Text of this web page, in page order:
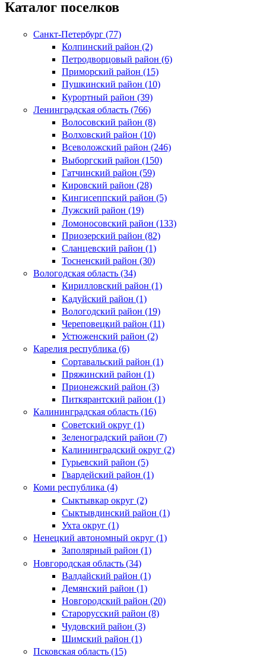
Каталог поселков
Санкт-Петербург (77)
Колпинский район (2)
Петродворцовый район (6)
Приморский район (15)
Пушкинский район (10)
Курортный район (39)
Ленинградская область (766)
Волосовский район (8)
Волховский район (10)
Всеволожский район (246)
Выборгский район (150)
Гатчинский район (59)
Кировский район (28)
Кингисеппский район (5)
Лужский район (19)
Ломоносовский район (133)
Приозерский район (82)
Сланцевский район (1)
Тосненский район (30)
Вологодская область (34)
Кирилловский район (1)
Кадуйский район (1)
Вологодский район (19)
Череповецкий район (11)
Устюженский район (2)
Карелия республика (6)
Сортавальский район (1)
Пряжинский район (1)
Прионежский район (3)
Питкярантский район (1)
Калининградская область (16)
Советский округ (1)
Зеленоградский район (7)
Калининградский округ (2)
Гурьевский район (5)
Гвардейский район (1)
Коми республика (4)
Сыктывкар округ (2)
Сыктывдинский район (1)
Ухта округ (1)
Ненецкий автономный округ (1)
Заполярный район (1)
Новгородская область (34)
Валдайский район (1)
Демянский район (1)
Новгородский район (20)
Старорусский район (8)
Чудовский район (3)
Шимский район (1)
Псковская область (15)